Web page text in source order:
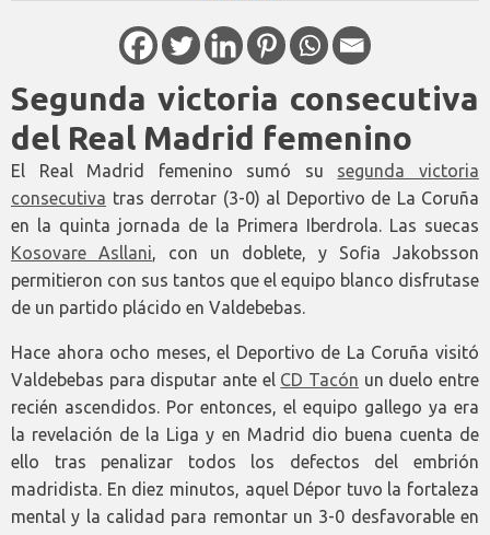
Segunda victoria consecutiva
del Real Madrid femenino
El Real Madrid femenino sumó su segunda victoria
consecutiva tras derrotar (3-0) al Deportivo de La Coruña
en la quinta jornada de la Primera Iberdrola. Las suecas
Kosovare Asllani, con un doblete, y Sofia Jakobsson
permitieron con sus tantos que el equipo blanco disfrutase
de un partido plácido en Valdebebas.
Hace ahora ocho meses, el Deportivo de La Coruña visitó
Valdebebas para disputar ante el CD Tacón un duelo entre
recién ascendidos. Por entonces, el equipo gallego ya era
la revelación de la Liga y en Madrid dio buena cuenta de
ello tras penalizar todos los defectos del embrión
madridista. En diez minutos, aquel Dépor tuvo la fortaleza
mental y la calidad para remontar un 3-0 desfavorable en